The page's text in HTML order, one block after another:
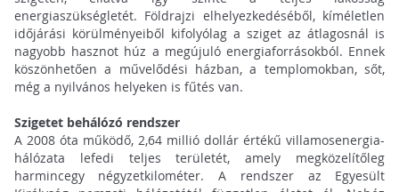
energiaszükségletét. Földrajzi elhelyezkedéséből, kíméletlen
időjárási körülményeiből kifolyólag a sziget az átlagosnál is
nagyobb hasznot húz a megújuló energiaforrásokból. Ennek
köszönhetően a művelődési házban, a templomokban, sőt,
még a nyilvános helyeken is fűtés van.
Szigetet behálózó rendszer
A 2008 óta működő, 2,64 millió dollár értékű villamosenergia-
hálózata lefedi teljes területét, amely megközelítőleg
harmincegy négyzetkilométer. A rendszer az Egyesült